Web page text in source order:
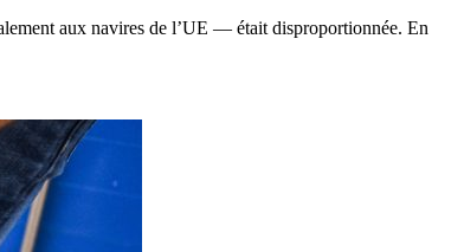
aux navires de l’UE — était disproportionnée. En